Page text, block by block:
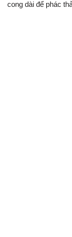
cong dài để phác